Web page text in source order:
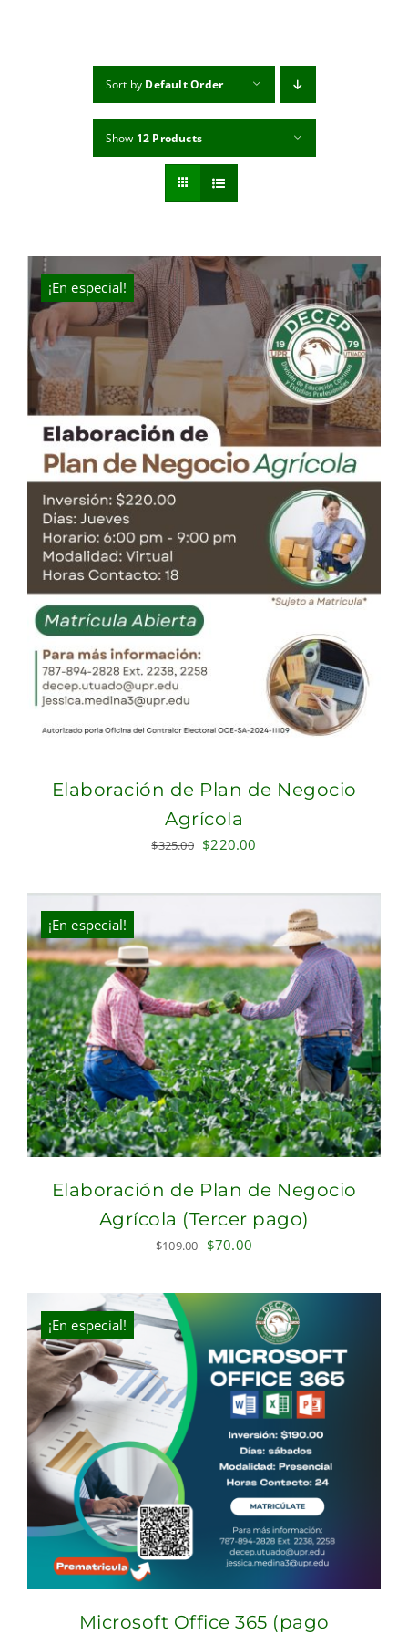
Sort by Default Order
Show 12 Products
¡En especial!
Elaboración de Plan de Negocio
Agrícola
$325.00 Original
was:
$220.00
is:
$220.00.
¡En especial!
Elaboración de Plan de Negocio
Agrícola (Tercer pago)
$109.00 Original
was:
$109.00.
$70.00
is:
$70.00.
¡En especial!
Microsoft Office 365 (pago